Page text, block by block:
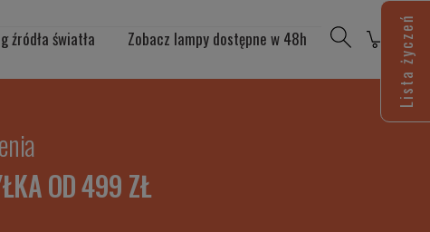
źródła światła Zobacz lampy dostępne w 48h
OD 499 ZŁ
Lista życzeń